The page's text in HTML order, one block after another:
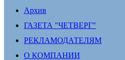
Архив
ГАЗЕТА "ЧЕТВЕРГ"
РЕКЛАМОДАТЕЛЯМ
О КОМПАНИИ